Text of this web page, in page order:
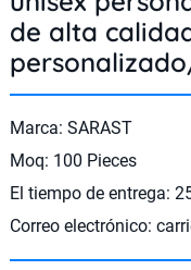
de alta
Marca: SARAST
Moq: 100 Pieces
El tiempo de entrega:
Correo electrónico: